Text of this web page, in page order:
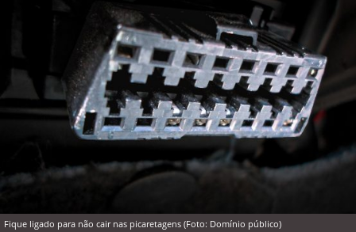
Fique ligado para não cair nas picaretagens (Foto: Domínio público)